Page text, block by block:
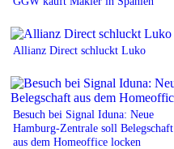
Allianz Direct schluckt Luko
Besuch bei Signal Iduna: Neue
Hamburg-Zentrale soll Belegschaft
aus dem Homeoffice locken